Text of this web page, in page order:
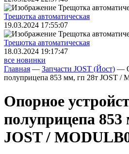
Трещoтка автоматическая
19.03.2024 17:55:07
Трещoтка автоматическая
18.03.2024 19:17:47
все новинки
Главная — Запчасти JOST (Йост) —
полуприцепа 853 мм, гп 28т JOST /
Опорное
полуприцепа 853
JOST /